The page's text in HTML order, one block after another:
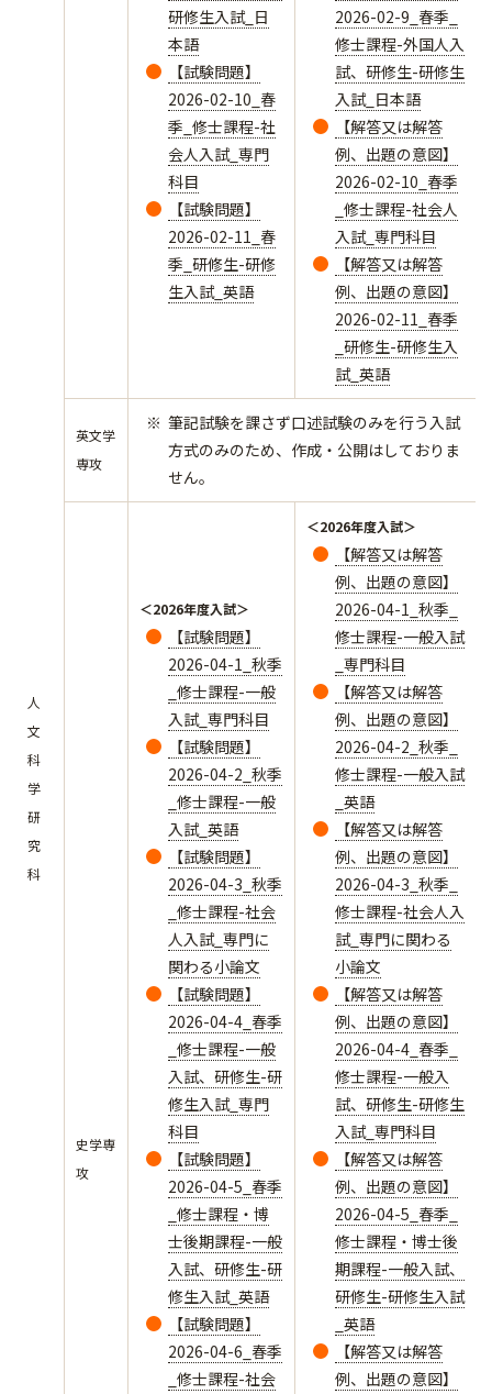
人
文
科
学
研
究
科
研修生入試_日
本語
【試験問題】
2026-02-10_春
季_修士課程-社
会人入試_専門
科目
【試験問題】
2026-02-11_春
季_研修生-研修
生入試_英語
2026-02-9_春季_
修士課程-外国人入
試、研修生-研修生
入試_日本語
【解答又は解答
例、出題の意図】
2026-02-10_春季
_修士課程-社会人
入試_専門科目
【解答又は解答
例、出題の意図】
2026-02-11_春季
_研修生-研修生入
試_英語
英文学
専攻
筆記試験を課さず口述試験のみを行う入試
方式のみのため、作成・公開はしておりま
せん。
史学専
攻
＜2026年度入試＞
【試験問題】
2026-04-1_秋季
_修士課程-一般
入試_専門科目
【試験問題】
2026-04-2_秋季
_修士課程-一般
入試_英語
【試験問題】
2026-04-3_秋季
_修士課程-社会
人入試_専門に
関わる小論文
【試験問題】
2026-04-4_春季
_修士課程-一般
入試、研修生-研
修生入試_専門
科目
【試験問題】
2026-04-5_春季
_修士課程・博
士後期課程-一般
入試、研修生-研
修生入試_英語
【試験問題】
2026-04-6_春季
_修士課程-社会
＜2026年度入試＞
【解答又は解答
例、出題の意図】
2026-04-1_秋季_
修士課程-一般入試
_専門科目
【解答又は解答
例、出題の意図】
2026-04-2_秋季_
修士課程-一般入試
_英語
【解答又は解答
例、出題の意図】
2026-04-3_秋季_
修士課程-社会人入
試_専門に関わる
小論文
【解答又は解答
例、出題の意図】
2026-04-4_春季_
修士課程-一般入
試、研修生-研修生
入試_専門科目
【解答又は解答
例、出題の意図】
2026-04-5_春季_
修士課程・博士後
期課程-一般入試、
研修生-研修生入試
_英語
【解答又は解答
例、出題の意図】